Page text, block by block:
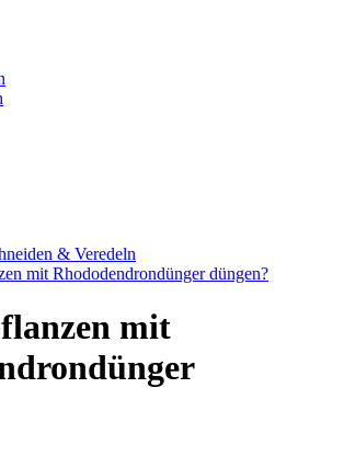
& Veredeln
mit Rhododendrondünger düngen?
mit